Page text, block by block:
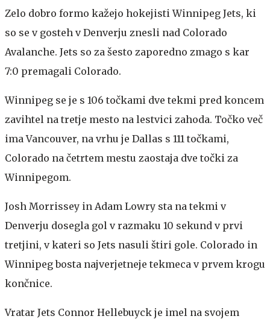
Zelo dobro formo kažejo hokejisti Winnipeg Jets, ki
so se v gosteh v Denverju znesli nad Colorado
Avalanche. Jets so za šesto zaporedno zmago s kar
7:0 premagali Colorado.
Winnipeg se je s 106 točkami dve tekmi pred koncem
zavihtel na tretje mesto na lestvici zahoda. Točko več
ima Vancouver, na vrhu je Dallas s 111 točkami,
Colorado na četrtem mestu zaostaja dve točki za
Winnipegom.
Josh Morrissey in Adam Lowry sta na tekmi v
Denverju dosegla gol v razmaku 10 sekund v prvi
tretjini, v kateri so Jets nasuli štiri gole. Colorado in
Winnipeg bosta najverjetneje tekmeca v prvem krogu
končnice.
Vratar Jets Connor Hellebuyck je imel na svojem